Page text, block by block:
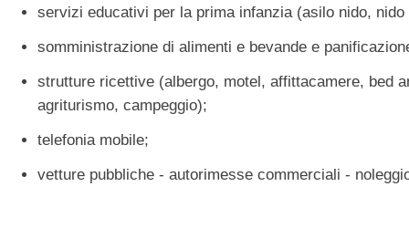
servizi educativi per la prima infanzia (asilo nido,
somministrazione di alimenti e bevande e
strutture ricettive (albergo, motel, affittacamere, bed
agriturismo, campeggio);
telefonia mobile;
vetture pubbliche - autorimesse commerciali -